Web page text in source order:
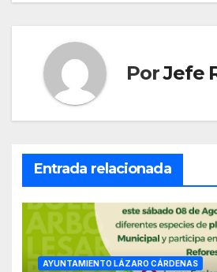
PorJefe
Entrada relacionada
AYUNTAMIENTO LÁZARO CÁRDENAS